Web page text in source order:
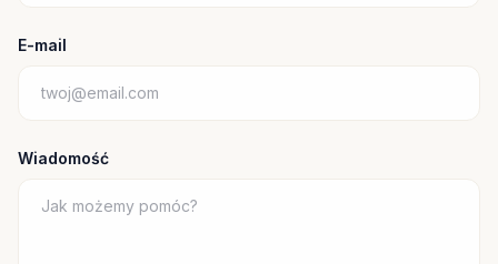
E-mail
Wiadomość